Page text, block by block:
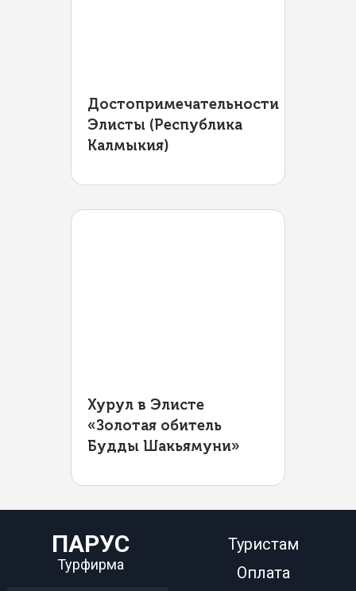
Достопримечательности
Элисты (Республика
Калмыкия)
Хурул в Элисте
«Золотая обитель
Будды Шакьямуни»
ПАРУС
Турфирма
Туристам
Оплата